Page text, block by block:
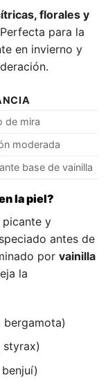
florales y
para la
en invierno y
de mira
moderada
base de vainilla
la piel?
picante y
antes de
por vainilla
la
styrax)